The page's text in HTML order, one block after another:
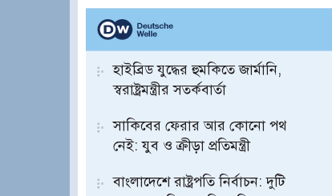
হাইব্রিড যুদ্ধের হুমকিতে জার্মানি,
স্বরাষ্ট্রমন্ত্রীর সতর্কবার্তা
সাকিবের ফেরার আর কোনো পথ
নেই: যুব ও ক্রীড়া প্রতিমন্ত্রী
বাংলাদেশে রাষ্ট্রপতি নির্বাচন: দুটি